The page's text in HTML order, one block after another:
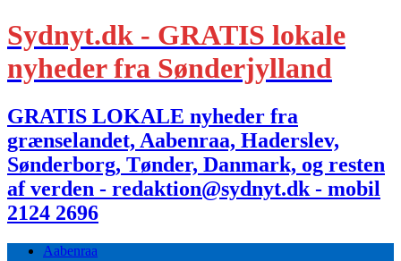
Sydnyt.dk - GRATIS lokale
nyheder fra Sønderjylland
GRATIS LOKALE nyheder fra
grænselandet, Aabenraa, Haderslev,
Sønderborg, Tønder, Danmark, og resten
af verden - redaktion@sydnyt.dk - mobil
2124 2696
Aabenraa